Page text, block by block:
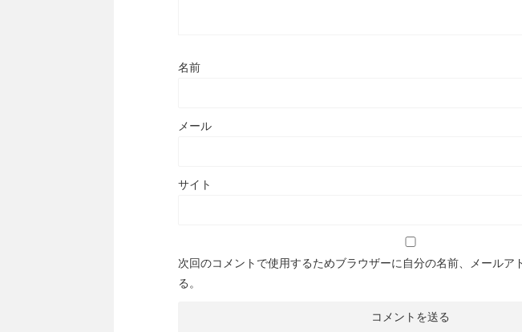
名前
メール
サイト
次回のコメントで使用するためブラウザーに自分の名前、メールア
る。